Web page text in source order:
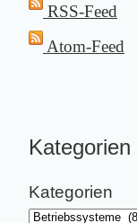
RSS-Feed
Atom-Feed
Kategorien
Kategorien